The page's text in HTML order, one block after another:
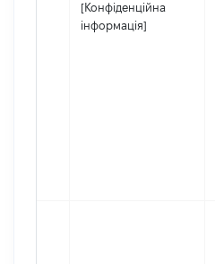
[Конфіденційна
інформація]